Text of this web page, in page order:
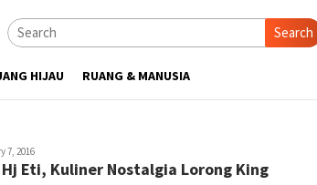
Search
HIJAU RUANG & MANUSIA
7, 2016
Eti, Kuliner Nostalgia Lorong King